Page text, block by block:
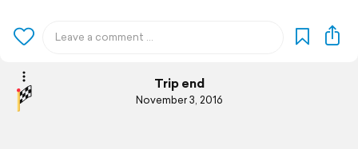
Trip end
November 3, 2016